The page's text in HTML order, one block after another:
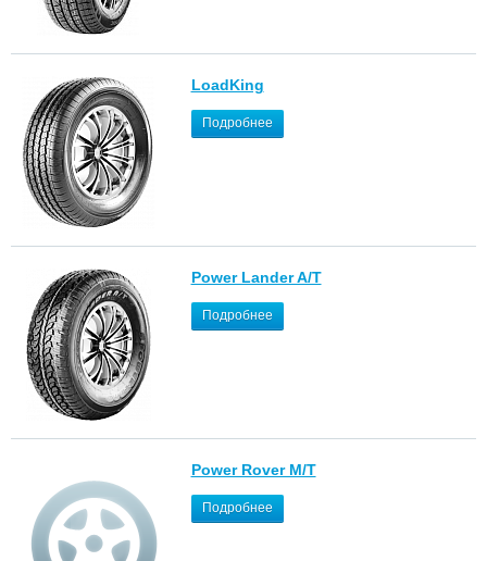
LoadKing
Подробнее
Power Lander A/T
Подробнее
Power Rover M/T
Подробнее